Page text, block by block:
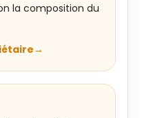
la composition du